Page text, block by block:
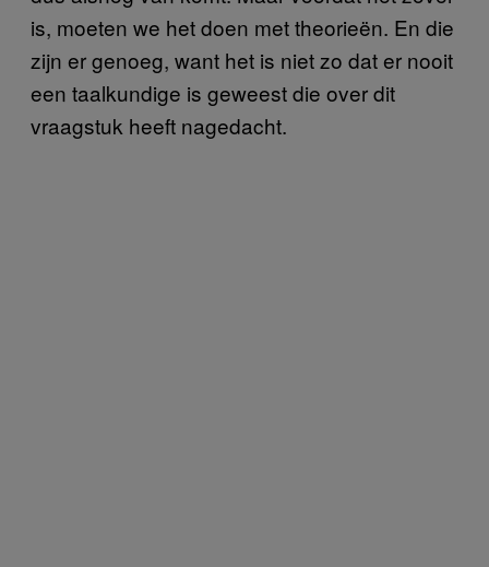
is, moeten we het doen met theorieën. En die
zijn er genoeg, want het is niet zo dat er nooit
een taalkundige is geweest die over dit
vraagstuk heeft nagedacht.